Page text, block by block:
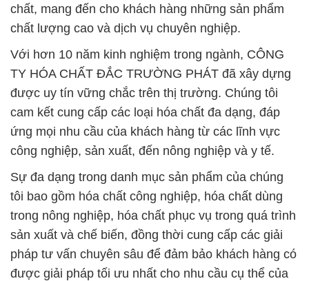
chất, mang đến cho khách hàng những sản phẩm
chất lượng cao và dịch vụ chuyên nghiệp.
Với hơn 10 năm kinh nghiệm trong ngành, CÔNG
TY HÓA CHẤT ĐẮC TRƯỜNG PHÁT đã xây dựng
được uy tín vững chắc trên thị trường. Chúng tôi
cam kết cung cấp các loại hóa chất đa dạng, đáp
ứng mọi nhu cầu của khách hàng từ các lĩnh vực
công nghiệp, sản xuất, đến nông nghiệp và y tế.
Sự đa dạng trong danh mục sản phẩm của chúng
tôi bao gồm hóa chất công nghiệp, hóa chất dùng
trong nông nghiệp, hóa chất phục vụ trong quá trình
sản xuất và chế biến, đồng thời cung cấp các giải
pháp tư vấn chuyên sâu để đảm bảo khách hàng có
được giải pháp tối ưu nhất cho nhu cầu cụ thể của